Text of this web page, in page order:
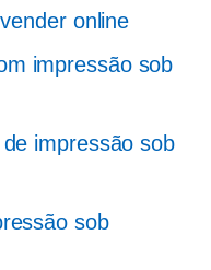
online
impressão sob
impressão sob
sob